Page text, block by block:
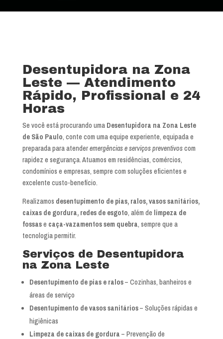
Desentupidora na Zona
Leste — Atendimento
Rápido, Profissional e 24
Horas
Se você está procurando uma Desentupidora na Zona Leste
de São Paulo, conte com uma equipe experiente, equipada e
preparada para atenderemergências e serviços preventivoscom
rapidez e segurança. Atuamos em residências, comércios,
condomínios e empresas, sempre com soluções eficientes e
excelente custo-benefício.
Realizamos desentupimento de pias, ralos, vasos sanitários,
caixas de gordura, redes de esgoto, além de limpeza de
fossase caça-vazamentos sem quebra, sempre que a
tecnologia permitir.
Serviços de Desentupidora
na Zona Leste
Desentupimento de pias e ralos– Cozinhas, banheiros e
áreas de serviço
Desentupimento de vasos sanitários– Soluções rápidas e
higiênicas
Limpeza de caixas de gordura – Prevenção de